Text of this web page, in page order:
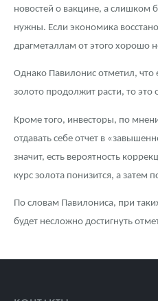
новостей о вакцине, а слишком
нужны. Если экономика
драгметаллам от этого хорошо
Однако Павилонис отметил,
золото продолжит расти, то это
Кроме того, инвесторы, по
отдавать себе отчет в
значит, есть вероятность
курс золота понизится, а затем
По словам Павилониса, при
будет несложно достигнуть